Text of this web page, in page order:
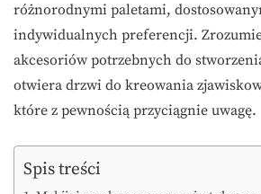
różnorodnymi paletami,
indywidualnych preferencji.
akcesoriów potrzebnych do
otwiera drzwi do kreowania
które z pewnością przyciągnie uwagę.
Spis treści